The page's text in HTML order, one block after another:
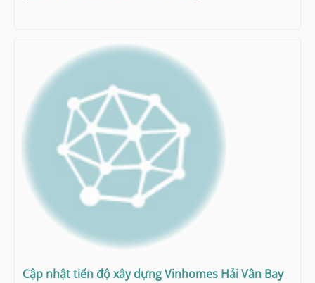
Cập nhật tiến độ xây dựng Vinhomes Hải Vân Bay